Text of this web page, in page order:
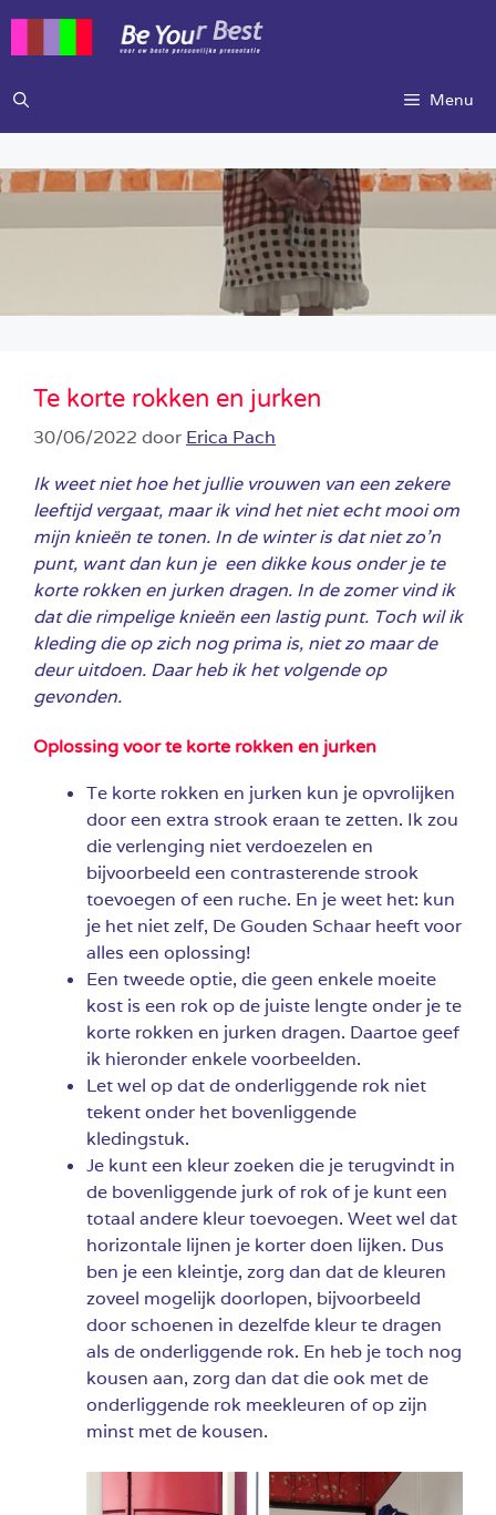
inhoud
Menu
Te korte rokken en jurken
30/06/2022 door Erica Pach
Ik weet niet hoe het jullie vrouwen van een zekere
leeftijd vergaat, maar ik vind het niet echt mooi om
mijn knieën te tonen. In de winter is dat niet zo’n
punt, want dan kun je een dikke kous onder je te
korte rokken en jurken dragen. In de zomer vind ik
dat die rimpelige knieën een lastig punt. Toch wil ik
kleding die op zich nog prima is, niet zo maar de
deur uitdoen. Daar heb ik het volgende op
gevonden.
Oplossing voor te korte rokken en jurken
Te korte rokken en jurken kun je opvrolijken
door een extra strook eraan te zetten. Ik zou
die verlenging niet verdoezelen en
bijvoorbeeld een contrasterende strook
toevoegen of een ruche. En je weet het: kun
je het niet zelf, De Gouden Schaar heeft voor
alles een oplossing!
Een tweede optie, die geen enkele moeite
kost is een rok op de juiste lengte onder je te
korte rokken en jurken dragen. Daartoe geef
ik hieronder enkele voorbeelden.
Let wel op dat de onderliggende rok niet
tekent onder het bovenliggende
kledingstuk.
Je kunt een kleur zoeken die je terugvindt in
de bovenliggende jurk of rok of je kunt een
totaal andere kleur toevoegen. Weet wel dat
horizontale lijnen je korter doen lijken. Dus
ben je een kleintje, zorg dan dat de kleuren
zoveel mogelijk doorlopen, bijvoorbeeld
door schoenen in dezelfde kleur te dragen
als de onderliggende rok. En heb je toch nog
kousen aan, zorg dan dat die ook met de
onderliggende rok meekleuren of op zijn
minst met de kousen.